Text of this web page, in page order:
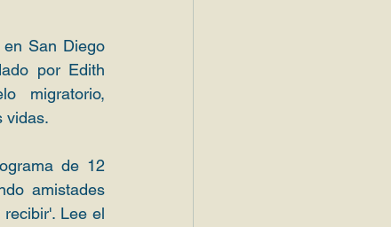
San Diego
por Edith
migratorio,
vidas.
de 12
amistades
Lee el